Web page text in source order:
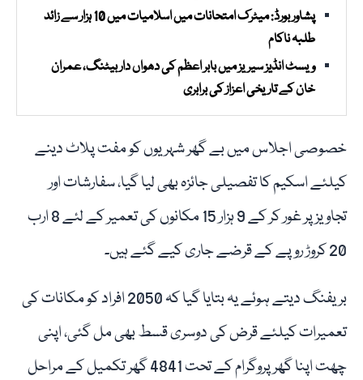
پشاور بورڈ: میٹرک امتحانات میں اسلامیات میں 10 ہزار سے زائد
طلبہ ناکام
ویسٹ انڈیز سیریز میں بابر اعظم کی دھواں دار بیٹنگ، عمران
خان کے تاریخی اعزاز کی برابری
خصوصی اجلاس میں بے گھر شہریوں کو مفت پلاٹ دینے
کیلئے اسکیم کا تفصیلی جائزہ بھی لیا گیا، سفارشات اور
تجاویز پر غور کر کے 9 ہزار 15 مکانوں کی تعمیر کے لئے 8 ارب
20 کروڑ روپے کے قرضے جاری کیے گئے ہیں۔
بریفنگ دیتے ہوئے یہ بتایا گیا کہ 2050 افراد کو مکانات کی
تعمیرات کیلئے قرض کی دوسری قسط بھی مل گئی، اپنی
چھت اپنا گھر پروگرام کے تحت 4841 گھر تکمیل کے مراحل